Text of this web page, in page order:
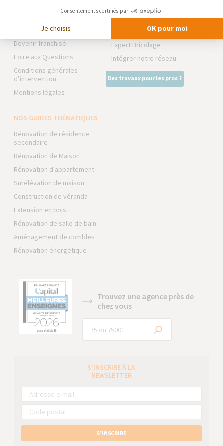
Trouver une agence
Devenir franchisé
Foire aux Questions
Conditions générales
d’intervention
Mentions légales
NOS PARTENAIRES
La Maison des Architectes
Expert Bricolage
Intégrer notre réseau
Des travaux pour les pros ?
NOS GUIDES THÉMATIQUES
Rénovation de résidence
secondaire
Rénovation de Maison
Rénovation d'appartement
Surélévation de maison
Construction de véranda
Extension en bois
Rénovation de salle de bain
Aménagement de combles
Rénovation énergétique
Trouvez une agence près de
chez vous
S’INSCRIRE À LA
NEWSLETTER
S’INSCRIRE
Consentements certifiés par
Je choisis OK pour moi